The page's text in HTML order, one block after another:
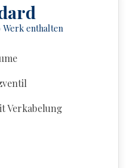
Werk enthalten
Verkabelung